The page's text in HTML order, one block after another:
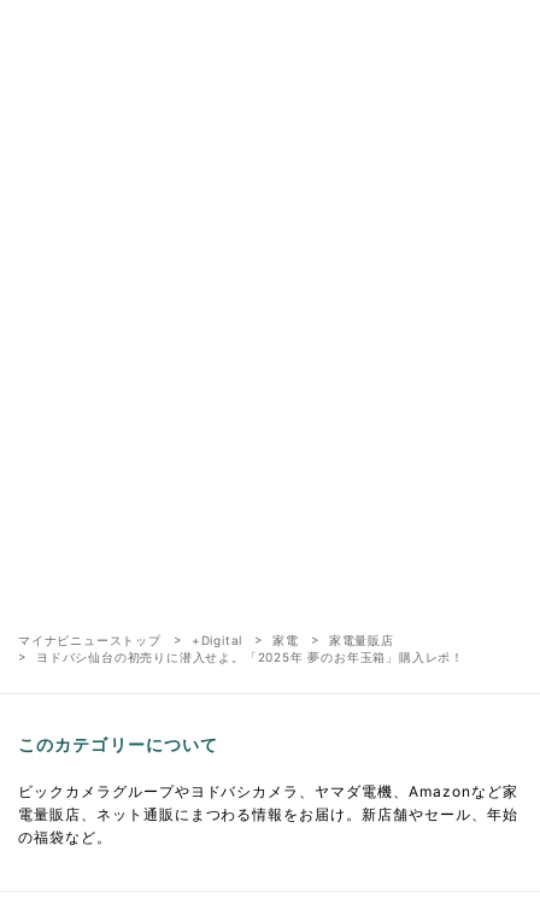
マイナビニューストップ +Digital 家電
家電量販店
ヨドバシ仙台の初売りに潜入せよ。「2025年 夢のお年玉箱」購入レポ！
このカテゴリーについて
ビックカメラグループやヨドバシカメラ、ヤマダ電機、Amazonなど家
電量販店、ネット通販にまつわる情報をお届け。新店舗やセール、年始
の福袋など。